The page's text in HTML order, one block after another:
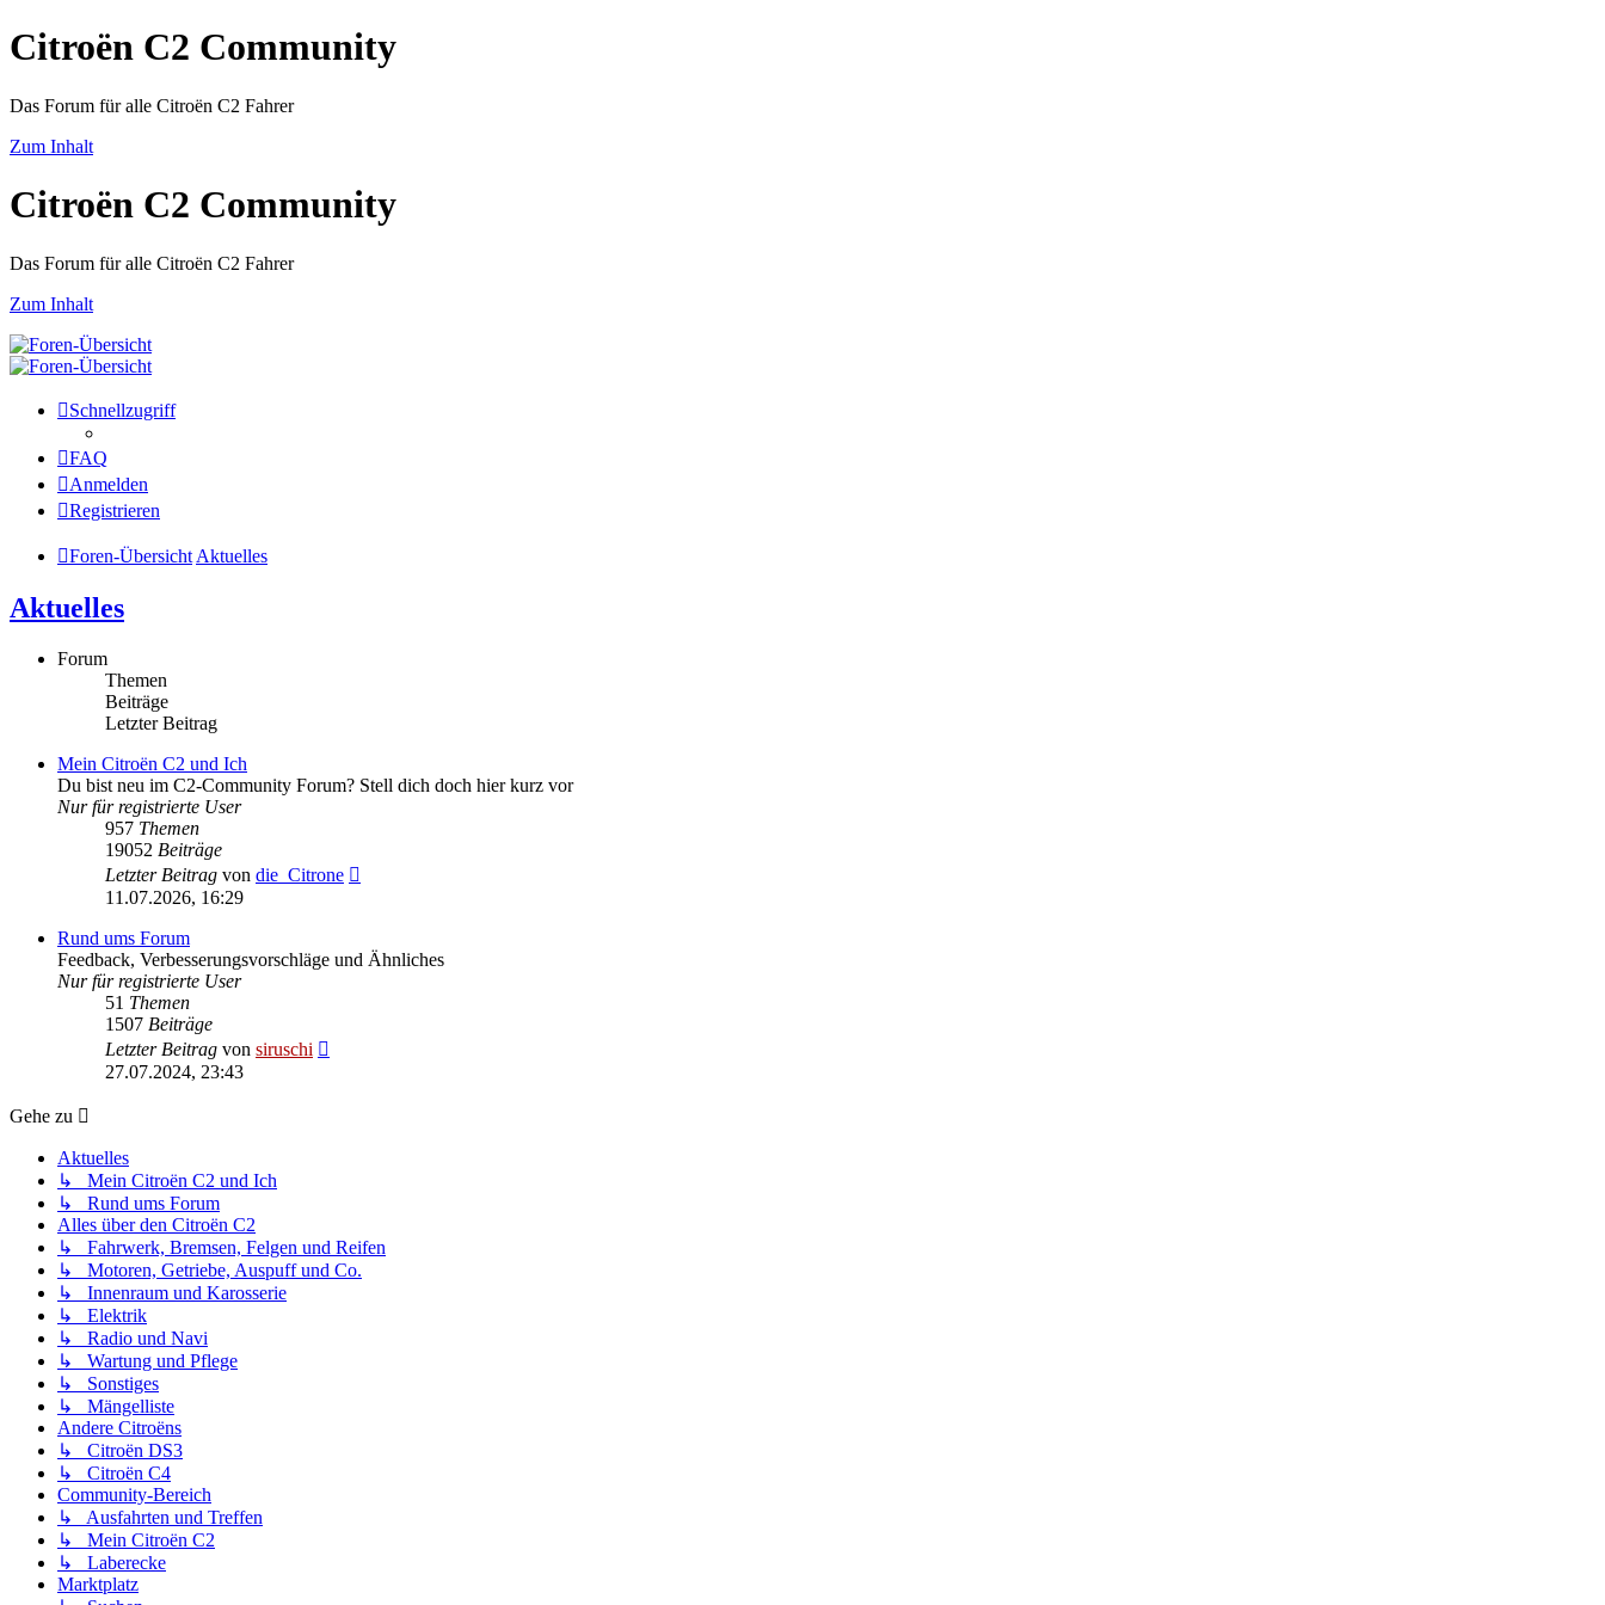
Citroën C2 Community
Das Forum für alle Citroën C2 Fahrer
Zum Inhalt
Citroën C2 Community
Das Forum für alle Citroën C2 Fahrer
Zum Inhalt
Schnellzugriff
FAQ
Anmelden
Registrieren
Foren-Übersicht Aktuelles
Aktuelles
Forum
Themen
Beiträge
Letzter Beitrag
Mein Citroën C2 und Ich
Du bist neu im C2-Community Forum? Stell dich doch hier kurz vor
Nur für registrierte User
957 Themen
19052 Beiträge
Letzter Beitrag von die_Citrone
11.07.2026, 16:29
Rund ums Forum
Feedback, Verbesserungsvorschläge und Ähnliches
Nur für registrierte User
51 Themen
1507 Beiträge
Letzter Beitrag von siruschi
27.07.2024, 23:43
Gehe zu
Aktuelles
↳ Mein Citroën C2 und Ich
↳ Rund ums Forum
Alles über den Citroën C2
↳ Fahrwerk, Bremsen, Felgen und Reifen
↳ Motoren, Getriebe, Auspuff und Co.
↳ Innenraum und Karosserie
↳ Elektrik
↳ Radio und Navi
↳ Wartung und Pflege
↳ Sonstiges
↳ Mängelliste
Andere Citroëns
↳ Citroën DS3
↳ Citroën C4
Community-Bereich
↳ Ausfahrten und Treffen
↳ Mein Citroën C2
↳ Laberecke
Marktplatz